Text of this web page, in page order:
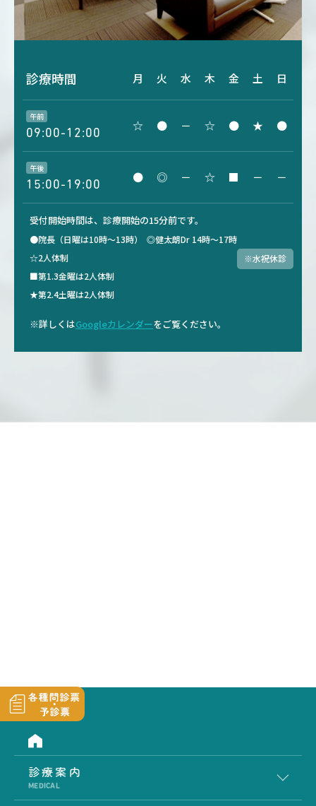
診療時間 月 火 水 木 金 土 日
午前
09:00-12:00
☆ ● － ☆ ● ★ ●
午後
15:00-19:00
● ◎ － ☆ ■ － －
受付開始時間は、診療開始の15分前です。
●院長（日曜は10時～13時） ◎健太朗Dr 14時～17時
☆2人体制
■第1.3金曜は2人体制
★第2.4土曜は2人体制
※水祝休診
※詳しくはGoogleカレンダーをご覧ください。
診療案内
MEDICAL